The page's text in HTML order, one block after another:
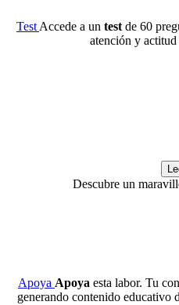
Test Accede a un test de 60
atención y
Descubre un
Apoya Apoya esta labor. Tu
generando contenido educativo